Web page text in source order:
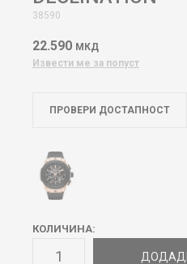
38590
22.590 МКД
Извести ме за попуст
ПРОВЕРИ ДОСТАПНОСТ
КОЛИЧИНА: